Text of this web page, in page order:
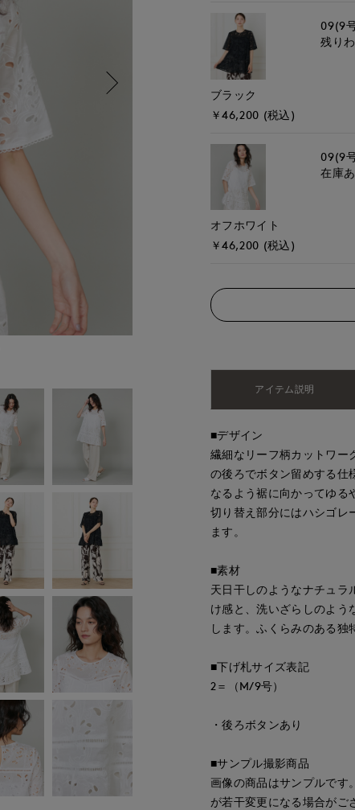
ブラック
￥46,200 (税込)
09(9
残り
オフホワイト
￥46,200 (税込)
09(9
在庫
アイテム説明
■デザイン
繊細なリーフ柄カットワー
の後ろでボタン留めする仕
なるよう裾に向かってゆる
切り替え部分にはハシゴレ
ます。
■素材
天日干しのようなナチュラ
け感と、洗いざらしのよう
します。ふくらみのある独
■下げ札サイズ表記
2＝（M/9号）
・後ろボタンあり
■サンプル撮影商品
画像の商品はサンプルです
が若干変更になる場合がご